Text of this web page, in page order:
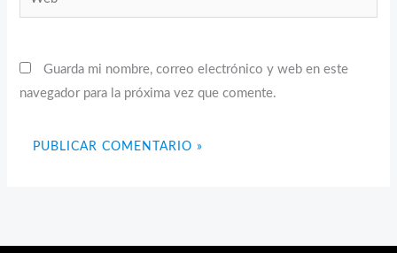
Guarda mi nombre, correo electrónico y web en este
navegador para la próxima vez que comente.